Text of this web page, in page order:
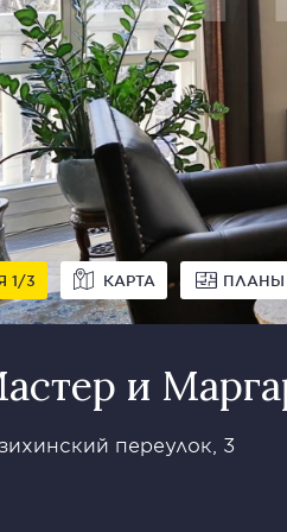
1 3 КАРТА ПЛАНЫ
и
переулок, 3